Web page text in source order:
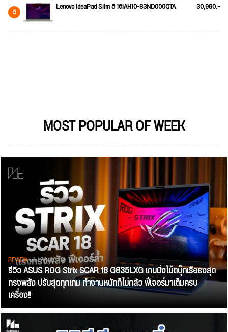
5 Lenovo IdeaPad Slim 5 16IAH10-83ND000QTA 30,990.-
MOST POPULAR OF WEEK
REVIEW• Jul 28, 2026
รีวิว ASUS ROG Strix SCAR 18 G835LXG เกมมิ่งโน้ตบุ๊กเรือธงสุด
ทรงพลัง ปรับสุดทุกเกม ทำงานหนักก็ไม่กลัว ฟีเจอร์มาเต็มครบ
เครื่อง!!